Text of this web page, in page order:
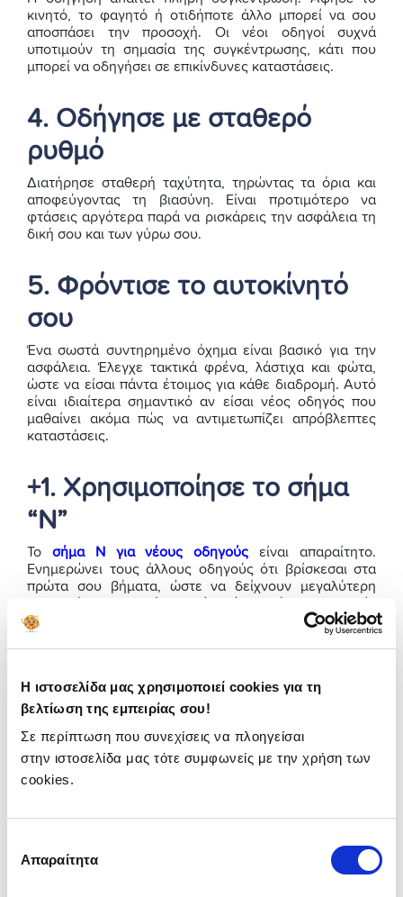
Η ιστοσελίδα μας χρησιμοποιεί cookies για τη
βελτίωση της εμπειρίας σου!
Σε περίπτωση που συνεχίσεις να πλοηγείσαι
στην ιστοσελίδα μας τότε συμφωνείς με την χρήση των
cookies.
συγκατάθεσης
Απαραίτητα
κινητό, το φαγητό ή οτιδήποτε άλλο μπορεί να σου
αποσπάσει την προσοχή. Οι νέοι οδηγοί συχνά
υποτιμούν τη σημασία της συγκέντρωσης, κάτι που
μπορεί να οδηγήσει σε επικίνδυνες καταστάσεις.
4. Οδήγησε με σταθερό
ρυθμό
Διατήρησε σταθερή ταχύτητα, τηρώντας τα όρια και
αποφεύγοντας τη βιασύνη. Είναι προτιμότερο να
φτάσεις αργότερα παρά να ρισκάρεις την ασφάλεια τη
δική σου και των γύρω σου.
5. Φρόντισε το αυτοκίνητό
σου
Ένα σωστά συντηρημένο όχημα είναι βασικό για την
ασφάλεια. Έλεγχε τακτικά φρένα, λάστιχα και φώτα,
ώστε να είσαι πάντα έτοιμος για κάθε διαδρομή. Αυτό
είναι ιδιαίτερα σημαντικό αν είσαι νέος οδηγός που
μαθαίνει ακόμα πώς να αντιμετωπίζει απρόβλεπτες
καταστάσεις.
+1. Χρησιμοποίησε το σήμα
“Ν”
Το σήμα Ν για νέους οδηγούς είναι απαραίτητο.
Ενημερώνει τους άλλους οδηγούς ότι βρίσκεσαι στα
πρώτα σου βήματα, ώστε να δείχνουν μεγαλύτερη
που ενισχύει την ασφάλεια στον δρόμο.
οδηγός;
Εάν έχεις το δίπλωμά σου για λιγότερο από 12 μήνες,
τότε θεωρείσαι νέος οδηγός. Αυτό σημαίνει ότι, πέρα
από την τήρηση του Κώδικα Οδικής Κυκλοφορίας,
χρειάζεται να είσαι ιδιαίτερα προσεκτικός για να
θα σου εξασφαλίσουν ασφαλείς διαδρομές.
Αν είσαι 18-23 ετών και οδηγείς αυτοκίνητο, μηχανή ή
άλλο όχημα, καλό είναι να γνωρίζεις ότι κάποιες